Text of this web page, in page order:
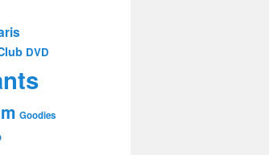
DVD
Goodies